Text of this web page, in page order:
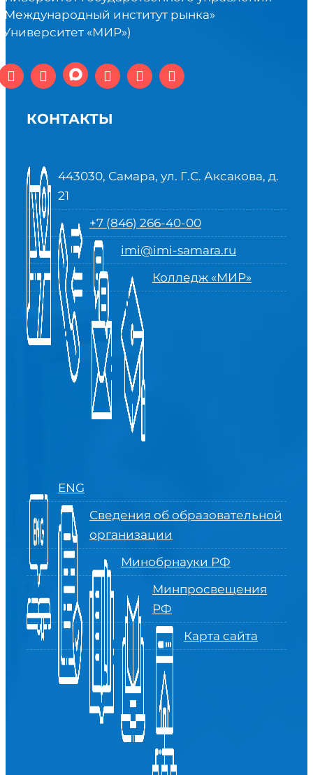
институт рынка»
«МИР»)
КОНТАКТЫ
443030, Самара, ул. Г.С. Аксакова, д.
21
+7 (846) 266-40-00
imi@imi-samara.ru
Колледж «МИР»
ENG
Сведения об образовательной
организации
Минобрнауки РФ
Минпросвещения
РФ
Карта сайта